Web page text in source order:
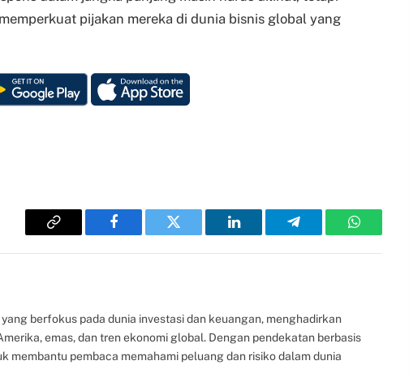
pijakan mereka di dunia bisnis global yang
Copy
Facebook Twitter LinkedIn Telegram WhatsApp
berfokus pada dunia investasi dan keuangan, menghadirkan
emas, dan tren ekonomi global. Dengan pendekatan berbasis
membantu pembaca memahami peluang dan risiko dalam dunia